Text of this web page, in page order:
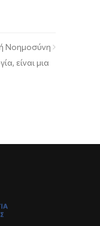
Νοημοσύνη
είναι μια